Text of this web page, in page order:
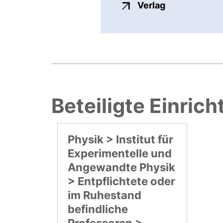
Verlagexterner
Beteiligte
Physik > Institut für
Experimentelle und
Angewandte Physik
> Entpflichtete oder
im Ruhestand
befindliche